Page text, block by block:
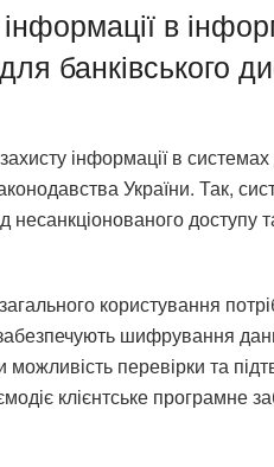
в
банківського
інформації в
України. Так,
доступу
користування
шифрування
можливість перевірки та
клієнтське програмне